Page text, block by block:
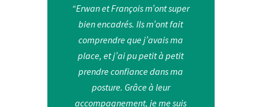
“Erwan et François m’ont super
bien encadrés. Ils m’ont fait
comprendre que j’avais ma
place, et j’ai pu petit à petit
prendre confiance dans ma
posture. Grâce à leur
accompagnement, je me suis